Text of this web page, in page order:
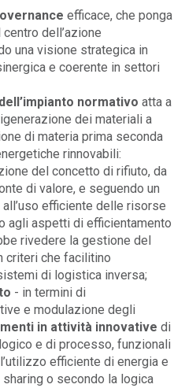
efficace, che ponga
dell’azione
una visione strategica in
e coerente in settori
normativo atta a
dei materiali a
di materia prima seconda
rinnovabili:
del concetto di rifiuto, da
di valore, e seguendo un
efficiente delle risorse
agli aspetti di efficientamento
rivedere la gestione del
criteri che facilitino
di logistica inversa;
- in termini di
e modulazione degli
in attività innovative di
e di processo, funzionali
efficiente di energia e
o secondo la logica